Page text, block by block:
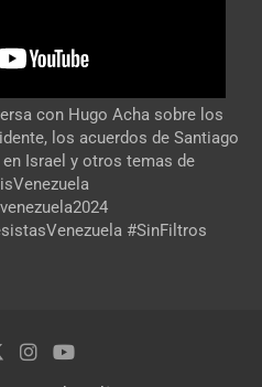
con Hugo Acha sobre los
los acuerdos de Santiago
en Israel y otros temas de
#SinFiltros